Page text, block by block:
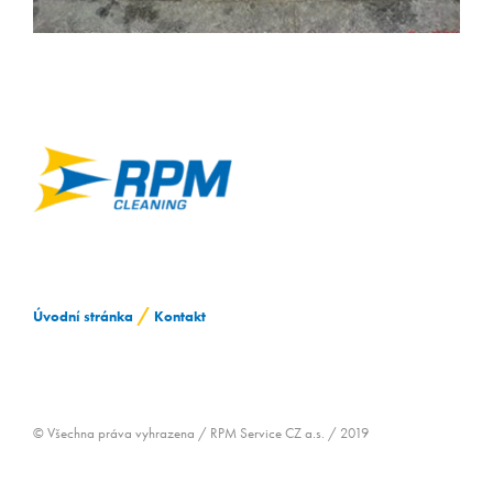
ZAMĚSTNÁVÁNÍ OZP
Úvodní stránka / Kontakt
© Všechna práva vyhrazena / RPM Service CZ a.s. / 2019